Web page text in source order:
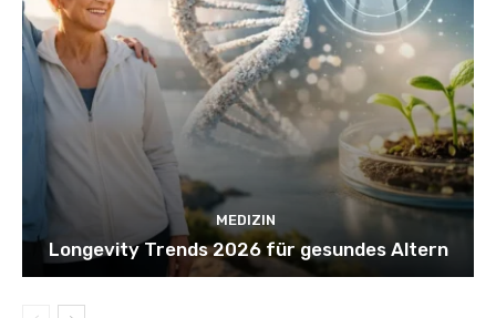
MEDIZIN
Longevity Trends 2026 für gesundes Altern